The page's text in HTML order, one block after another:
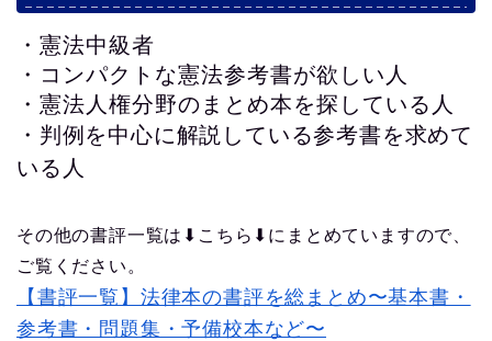
・憲法中級者
・コンパクトな憲法参考書が欲しい人
・憲法人権分野のまとめ本を探している人
・判例を中心に解説している参考書を求めて
いる人
その他の書評一覧は⬇︎こちら⬇︎にまとめていますので、
ご覧ください。
【書評一覧】法律本の書評を総まとめ〜基本書・
参考書・問題集・予備校本など〜